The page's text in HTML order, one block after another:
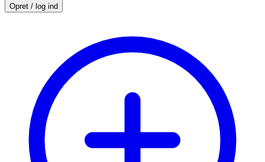
Opret / log ind